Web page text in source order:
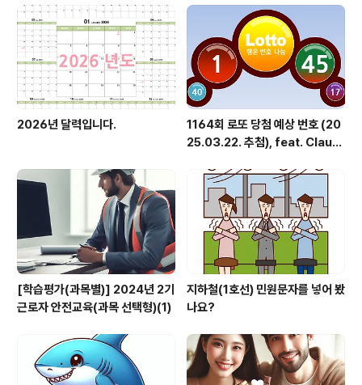
는 모든 일 이루시길 바랍니다. 늘 건강하시고 웃음이 끊이
지 않는 한 해 되세요." "2025년 희망찬 새해가 밝았습니
다. 뱀처럼 지혜롭고 영리한 한 해 보내시길 바랍니다. 가정
에 늘 행복과 사랑이 가..
2026년 달력입니다.
1164회 로또 당첨 예상 번호 (20
25.03.22. 추첨), feat. Claud
[학습평가(과목별)] 2024년 2기
근로자 안전교육(과목 선택형)(1)
지하철(1호선) 민원문자를 넣어 봤
나요?